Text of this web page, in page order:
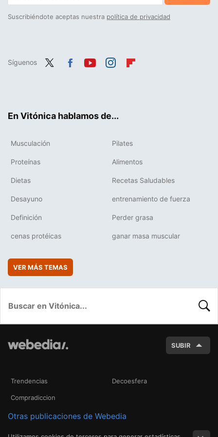
Suscribiéndote aceptas nuestra política de privacidad
Síguenos
En Vitónica hablamos de...
Musculación Pilates
Proteínas Alimentos
Dietas Recetas Saludables
Desayuno entrenamiento de fuerza
Definición Perder grasa
cenas protéicas ganar masa muscular
VER MÁS TEMAS
SUBIR
Trendencias Decoesfera
Compradiccion
Otras publicaciones de Webedia